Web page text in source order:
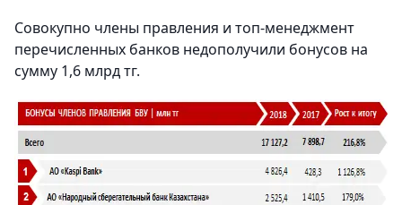
Совокупно члены правления и топ-менеджмент
перечисленных банков недополучили бонусов на
сумму 1,6 млрд тг.